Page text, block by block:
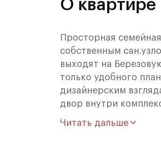
О квартире
Просторная
собственным
выходят на
только удобного
дизайнерским
двор внутри
течение всего дня.
Читать дальше